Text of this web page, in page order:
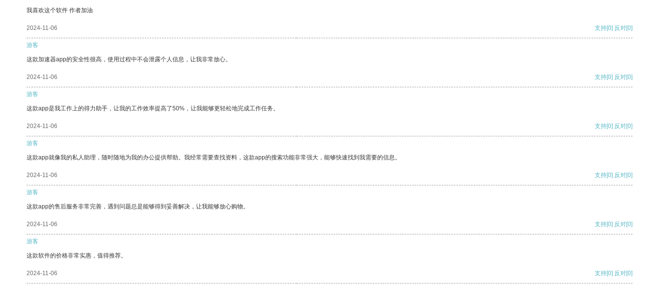
我喜欢这个软件 作者加油
2024-11-06 支持[0] 反对[0]
游客
这款加速器app的安全性很高，使用过程中不会泄露个人信息，让我非常放心。
2024-11-06 支持[0] 反对[0]
游客
这款app是我工作上的得力助手，让我的工作效率提高了50%，让我能够更轻松地完成工作任务。
2024-11-06 支持[0] 反对[0]
游客
这款app就像我的私人助理，随时随地为我的办公提供帮助。我经常需要查找资料，这款app的搜索功能非常强大，能够快速找到我需要的信息。
2024-11-06 支持[0] 反对[0]
游客
这款app的售后服务非常完善，遇到问题总是能够得到妥善解决，让我能够放心购物。
2024-11-06 支持[0] 反对[0]
游客
这款软件的价格非常实惠，值得推荐。
2024-11-06 支持[0] 反对[0]